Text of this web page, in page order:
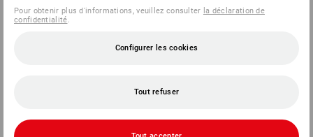
Pour obtenir plus d'informations, veuillez consulter la déclaration de
confidentialité
Configurer les cookies
Tout refuser